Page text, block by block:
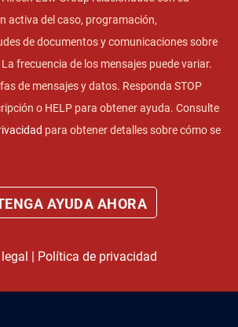
activa del caso, programación,
de documentos y comunicaciones sobre
frecuencia de los mensajes puede variar.
de mensajes y datos. Responda STOP
o HELP para obtener ayuda. Consulte
para obtener detalles sobre cómo se
| Política de privacidad